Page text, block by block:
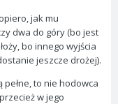
jak mu
dwa do góry (bo jest
bo innego wyjścia
jeszcze drożej).
to nie hodowca
w jego